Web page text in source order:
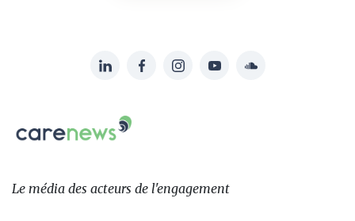
sur:
LinkedInFacebookInstagramYouTubeSoundcloud
Carenews,
Le
des
Le média des acteurs de l'engagement